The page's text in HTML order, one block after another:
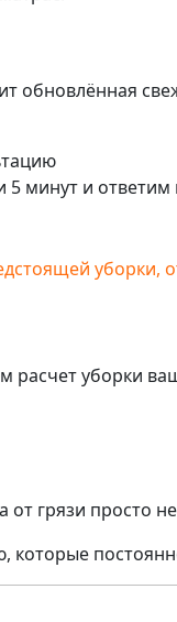
обновлённая
минут и
уборки,
расчет уборки
от грязи просто